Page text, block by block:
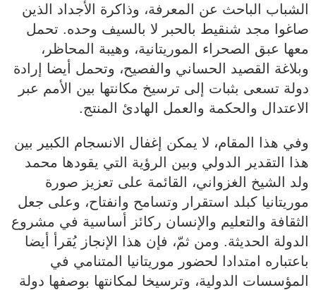
الشباب الباحث عن المعرفة، وذاكرة الأجداد الذين
صاغوا مجد شنقيط بالحبر لا بالسيف وحده. تحمل
معها عبق الصحراء الموريتانية، وهيبة المحاظر،
وبلاغة القصيد الحساني والفصيح، وتحمل أيضا إرادة
دولة تسعى بثبات إلى ترسيخ مكانتها بين الأمم عبر
الاعتدال والحكمة والعمل الهادئ المنتج.
وفي هذا المقام، لا يمكن إغفال الانسجام الكبير بين
هذا التقدير الدولي وبين الرؤية التي يقودها محمد
ولد الشيخ الغزواني، القائمة على تعزيز صورة
موريتانيا كبلد استقرار وتسامح وانفتاح، وعلى جعل
الثقافة والتعليم والإنسان ركائز أساسية في مشروع
الدولة الحديثة. ومن ثمّ، فإن هذا الإنجاز يُقرأ أيضا
باعتباره امتدادا لحضور موريتانيا المتنامي في
المؤسسات الدولية، وترسيخا لمكانتها بوصفها دولة